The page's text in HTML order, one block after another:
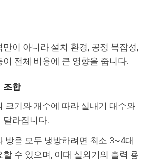
만이 아니라 설치 환경, 공정 복잡성,
이 전체 비용에 큰 영향을 줍니다.
조합
크기와 개수에 따라 실내기 대수와
달라집니다.
방을 모두 냉방하려면 최소 3~4대
수 있으며, 이때 실외기의 출력 용